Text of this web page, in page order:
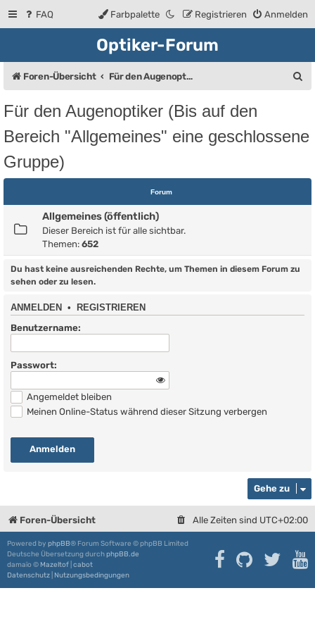
FAQ Anmelden
Registrieren
Farbpalette
Optiker-Forum
Foren-Übersicht Für den Augenoptiker (Bis auf den Bereich "Allgemeines" eine geschlossene Gruppe)
h
Für den Augenoptiker (Bis auf den
Bereich "Allgemeines" eine geschlossene
Gruppe)
Forum
Allgemeines (öffentlich)
Dieser Bereich ist für alle sichtbar.
Themen: 652
Du hast keine ausreichenden Rechte, um Themen in diesem Forum zu
sehen oder zu lesen.
ANMELDEN • REGISTRIEREN
Benutzername:
Passwort:
Angemeldet bleiben
Meinen Online-Status während dieser Sitzung verbergen
Gehe zu
Foren-Übersicht Alle Zeiten sind UTC+02:00
Powered by phpBB® Forum Software © phpBB Limited
Deutsche Übersetzung durchphpBB.de
damaïo © Mazeltof cabot
Datenschutz Nutzungsbedingungen